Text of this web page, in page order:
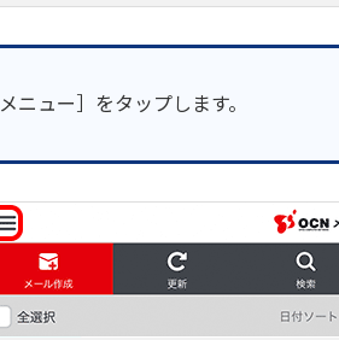
メニュー］をタップします。